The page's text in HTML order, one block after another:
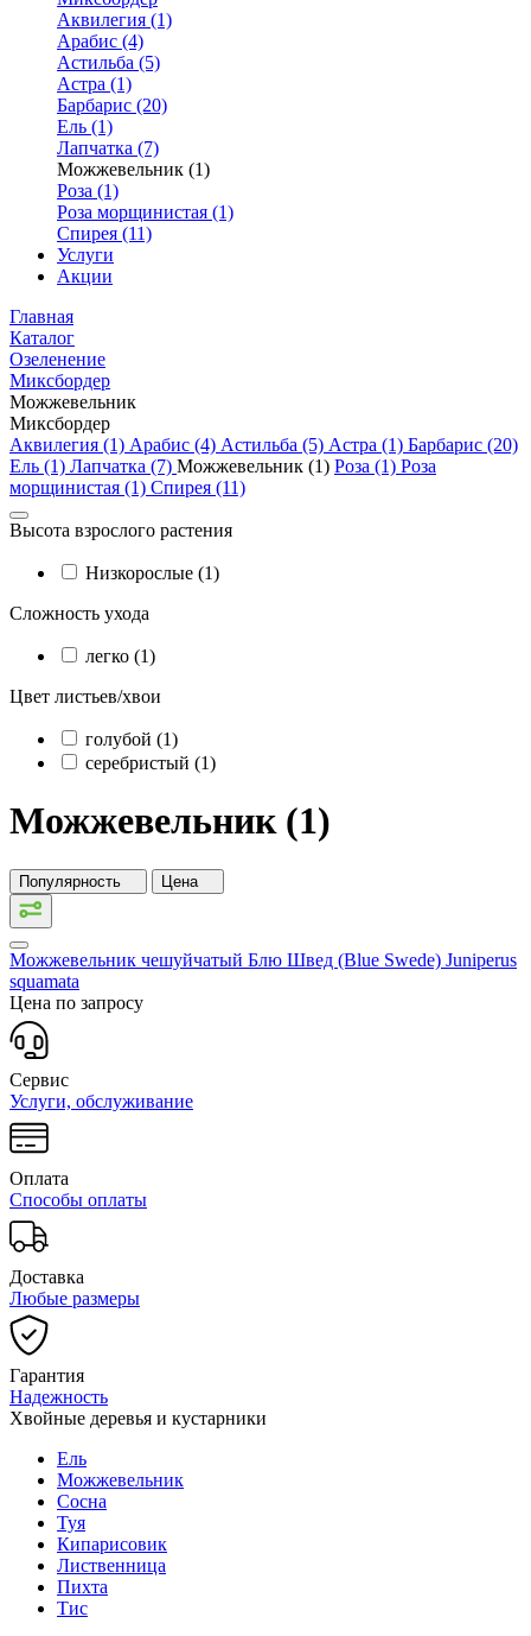
Аквилегия (1)
Арабис (4)
Астильба (5)
Астра (1)
Барбарис (20)
Ель (1)
Лапчатка (7)
Можжевельник (1)
Роза (1)
Роза морщинистая (1)
Спирея (11)
Услуги
Акции
Главная
Каталог
Озеленение
Миксбордер
Можжевельник
Миксбордер
Аквилегия (1) Арабис (4) Астильба (5) Астра (1) Барбарис (20)
Ель (1) Лапчатка (7) Можжевельник (1) Роза (1) Роза
морщинистая (1) Спирея (11)
Высота взрослого растения
Низкорослые (1)
Сложность ухода
легко (1)
Цвет листьев/хвои
голубой (1)
серебристый (1)
Можжевельник (1)
Популярность Цена
Можжевельник чешуйчатый Блю Швед (Blue Swede) Juniperus
squamata
Цена по запросу
Сервис
Услуги, обслуживание
Оплата
Способы оплаты
Доставка
Любые размеры
Гарантия
Надежность
Хвойные деревья и кустарники
Ель
Можжевельник
Сосна
Туя
Кипарисовик
Лиственница
Пихта
Тис